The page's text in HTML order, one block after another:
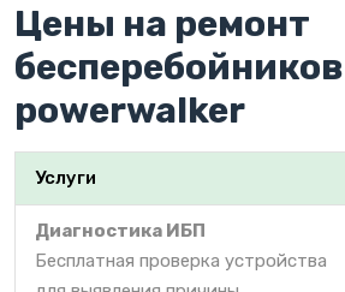
Цены на ремонт
бесперебойников
powerwalker
Услуги
Диагностика ИБП
Бесплатная проверка устройства